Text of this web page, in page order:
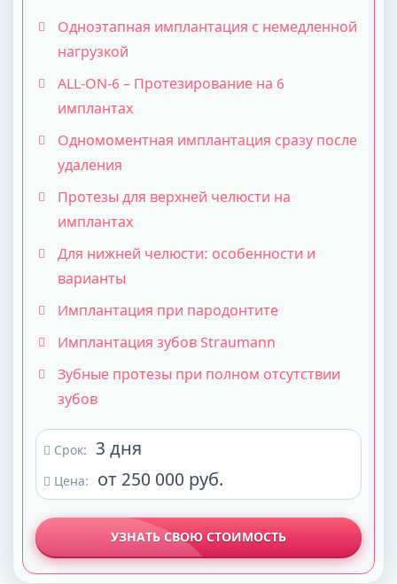
Одноэтапная имплантация с немедленной
нагрузкой
ALL-ON-6 – Протезирование на 6
имплантах
Одномоментная имплантация сразу после
удаления
Протезы для верхней челюсти на
имплантах
Для нижней челюсти: особенности и
варианты
Имплантация при пародонтите
Имплантация зубов Straumann
Зубные протезы при полном отсутствии
зубов
Срок: 3 дня
Цена: от 250 000 руб.
УЗНАТЬ СВОЮ СТОИМОСТЬ